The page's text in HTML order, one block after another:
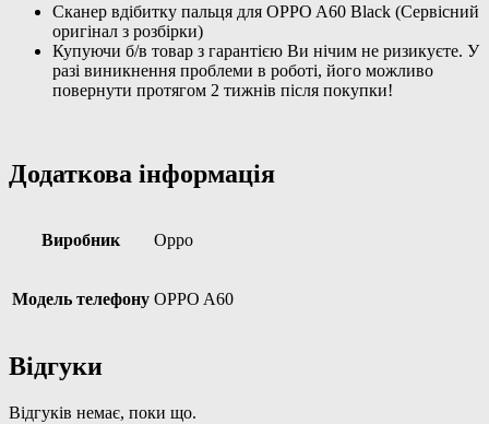
Сканер вдібитку пальця для OPPO A60 Black (Сервісний
оригінал з розбірки)
Купуючи б/в товар з гарантією Ви нічим не ризикуєте. У
разі виникнення проблеми в роботі, його можливо
повернути протягом 2 тижнів після покупки!
Додаткова інформація
Виробник Oppo
Модель телефону OPPO A60
Відгуки
Відгуків немає, поки що.